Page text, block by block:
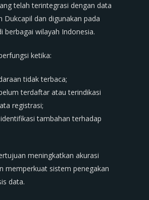
telah terintegrasi dengan data
Dukcapil dan digunakan pada
berbagai wilayah Indonesia.
ketika:
tidak terbaca;
terdaftar atau terindikasi
registrasi;
tambahan terhadap
meningkatkan akurasi
memperkuat sistem penegakan
data.